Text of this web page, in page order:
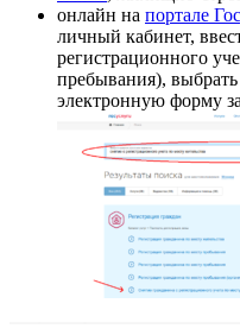
онлайн на портале
личный кабинет,
регистрационного
пребывания),
электронную форму